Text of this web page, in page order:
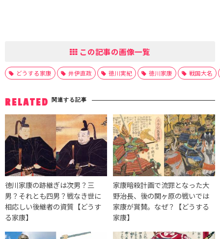
この記事の画像一覧
どうする家康 井伊直政 徳川実紀 徳川家康 戦国大名
RELATED 関連する記事
徳川家康の跡継ぎは次男？三
男？それとも四男？戦なき世に
相応しい後継者の資質【どうす
る家康】
家康暗殺計画で流罪となった大
野治長、後の関ヶ原の戦いでは
家康が賞賛。なぜ？【どうする
家康】